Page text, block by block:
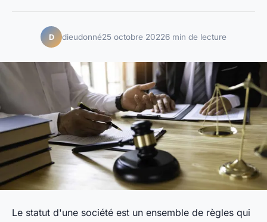
D dieudonné25 octobre 20226 min de lecture
Le statut d'une société est un ensemble de règles qui